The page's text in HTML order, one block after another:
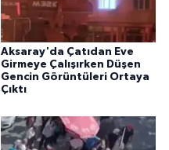
Aksaray'da Çatıdan Eve
Girmeye Çalışırken Düşen
Gencin Görüntüleri Ortaya
Çıktı